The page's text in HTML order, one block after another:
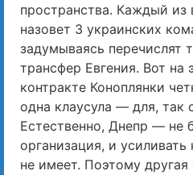
пространства. Каждый из
назовет 3 украинских
задумываясь перечислят
трансфер Евгения. Вот на
контракте Коноплянки
одна клаусула — для, так
Естественно, Днепр — не
организация, и
не имеет. Поэтому